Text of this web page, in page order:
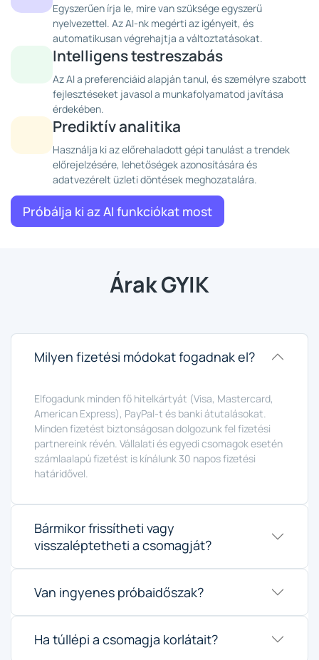
Egyszerűen írja le, mire van szüksége egyszerű
nyelvezettel. Az AI-nk megérti az igényeit, és
automatikusan végrehajtja a változtatásokat.
Intelligens testreszabás
Az AI a preferenciáid alapján tanul, és személyre szabott
fejlesztéseket javasol a munkafolyamatod javítása
érdekében.
Prediktív analitika
Használja ki az előrehaladott gépi tanulást a trendek
előrejelzésére, lehetőségek azonosítására és
adatvezérelt üzleti döntések meghozatalára.
Próbálja ki az AI funkciókat most
Árak GYIK
Milyen fizetési módokat fogadnak el?
Elfogadunk minden fő hitelkártyát (Visa, Mastercard,
American Express), PayPal-t és banki átutalásokat.
Minden fizetést biztonságosan dolgozunk fel fizetési
partnereink révén. Vállalati és egyedi csomagok esetén
számlaalapú fizetést is kínálunk 30 napos fizetési
határidővel.
Bármikor frissítheti vagy
visszaléptetheti a csomagját?
Van ingyenes próbaidőszak?
Ha túllépi a csomagja korlátait?